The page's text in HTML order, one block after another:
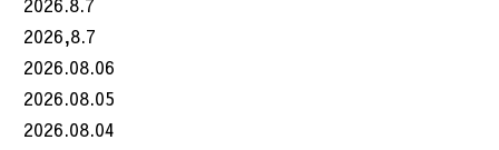
2026.8.7
2026,8.7
2026.08.06
2026.08.05
2026.08.04